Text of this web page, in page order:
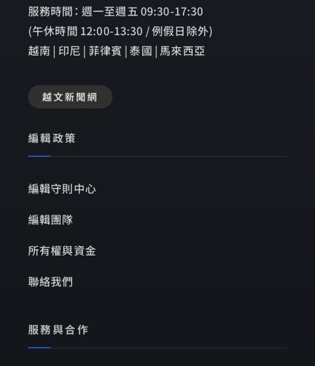
服務時間： 週一至週五 09:30-17:30
(午休時間 12:00-13:30 / 例假日除外)
越南 | 印尼 | 菲律賓 | 泰國 | 馬來西亞
越文新聞網
編輯政策
編輯守則中心
編輯團隊
所有權與資金
聯絡我們
服務與合作